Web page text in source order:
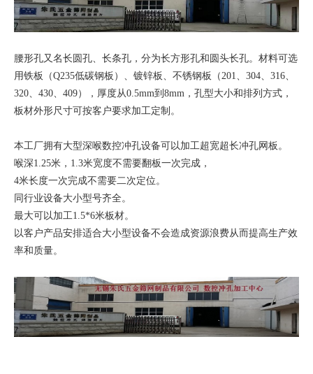
腰形孔又名长圆孔、长条孔，分为长方形孔和圆头长孔。材料可选
用铁板（Q235低碳钢板）、镀锌板、不锈钢板（201、304、316、
320、430、409），厚度从0.5mm到8mm，孔型大小和排列方式，
板材外形尺寸可按客户要求加工定制。
本工厂拥有大型深喉数控冲孔设备可以加工超宽超长冲孔网板。
喉深1.25米，1.3米宽度不需要翻板一次完成，
4米长度一次完成不需要二次定位。
同行业设备大小型号齐全。
最大可以加工1.5*6米板材。
以客户产品安排适合大小型设备不会造成资源浪费从而提高生产效
率和质量。